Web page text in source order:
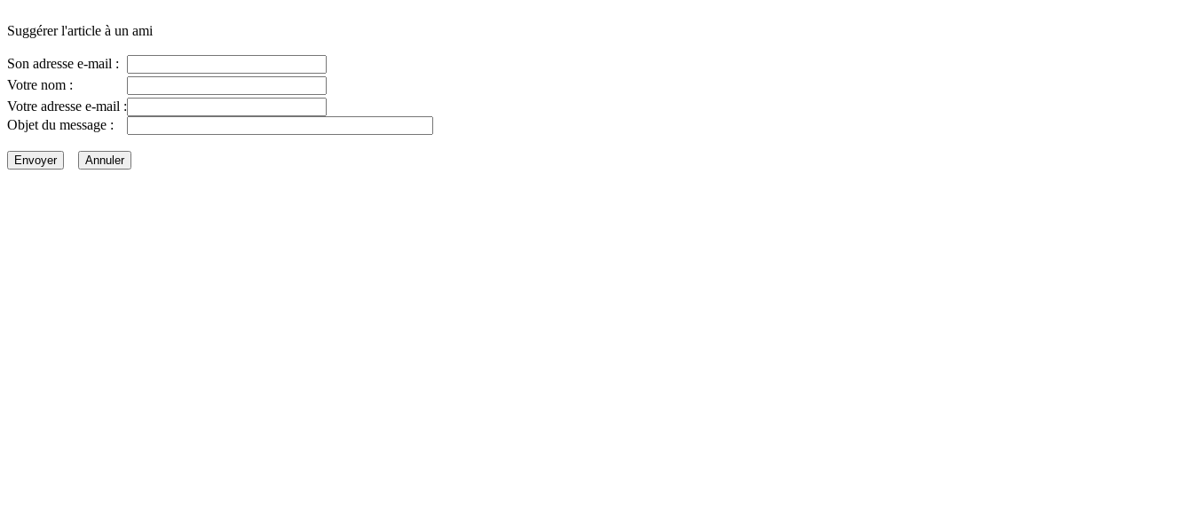
Suggérer l'article à un ami
Son adresse e-mail :
Votre nom :
Votre adresse e-mail :
Objet du message :